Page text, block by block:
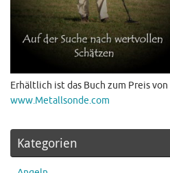
Erhältlich ist das Buch zum Preis von
www.Metallsonde.com
Kategorien